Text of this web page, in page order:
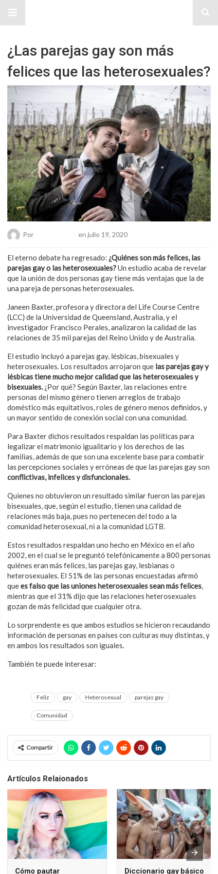
¿Las parejas gay son más
felices que las heterosexuales?
Por en julio 19, 2020
El eterno debate ha regresado: ¿Quiénes son más felices, las
parejas gay o las heterosexuales?Un estudio acaba de revelar
que la unión de dos personas gay tiene más ventajas que la de
una pareja de personas heterosexuales.
Janeen Baxter, profesora y directora del Life Course Centre
(LCC) de la Universidad de Queensland, Australia, y el
investigador Francisco Perales, analizaron la calidad de las
relaciones de 35 mil parejas del Reino Unido y de Australia.
El estudio incluyó a parejas gay, lésbicas, bisexuales y
heterosexuales. Los resultados arrojaron que las parejas gay y
lésbicas tiene mucho mejor calidad que las heterosexuales y
bisexuales. ¿Por qué? Según Baxter, las relaciones entre
personas del mismo género tienen arreglos de trabajo
doméstico más equitativos, roles de género menos definidos, y
un mayor sentido de conexión social con una comunidad.
Para Baxter dichos resultados respaldan las políticas para
legalizar el matrimonio igualitario y los derechos de las
familias, además de que son una excelente base para combatir
las percepciones sociales y erróneas de que las parejas gay son
conflictivas, infelices y disfuncionales.
Quienes no obtuvieron un resultado similar fueron las parejas
bisexuales, que, según el estudio, tienen una calidad de
relaciones más baja, pues no pertenecen del todo a la
comunidad heterosexual, ni a la comunidad LGTB.
Estos resultados respaldan uno hecho en México en el año
2002, en el cual se le preguntó telefónicamente a 800 personas
quiénes eran más felices, las parejas gay, lesbianas o
heterosexuales. El 51% de las personas encuestadas afirmó
quees falso que las uniones heterosexuales sean más felices,
mientras que el 31% dijo que las relaciones heterosexuales
gozan de más felicidad que cualquier otra.
Lo sorprendente es que ambos estudios se hicieron recaudando
información de personas en países con culturas muy distintas, y
en ambos los resultados son iguales.
También te puede interesar:
Feliz gay Heterosexual parejas gay
Comunidad
Compartir
Artículos Relaionados
Cómo pautar Diccionario gay básico